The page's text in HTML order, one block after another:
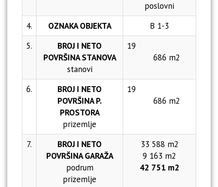
poslovni
4.
OZNAKA OBJEKTA
B 1-3
5.
BROJ I NETO
POVRŠINA STANOVA
stanovi
19
686 m2
6.
BROJ I NETO
POVRŠINA P.
PROSTORA
prizemlje
19
686 m2
7.
BROJ I NETO
POVRŠINA GARAŽA
podrum
prizemlje
33 588 m2
9 163 m2
42 751 m2